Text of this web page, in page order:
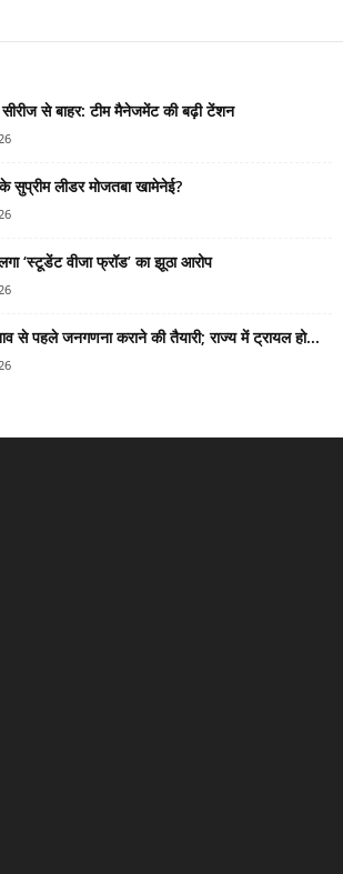
से बाहर: टीम मैनेजमेंट की बढ़ी टेंशन
सुप्रीम लीडर मोजतबा खामेनेई?
‘स्टूडेंट वीजा फ्रॉड’ का झूठा आरोप
से पहले जनगणना कराने की तैयारी; राज्य में ट्रायल हो...